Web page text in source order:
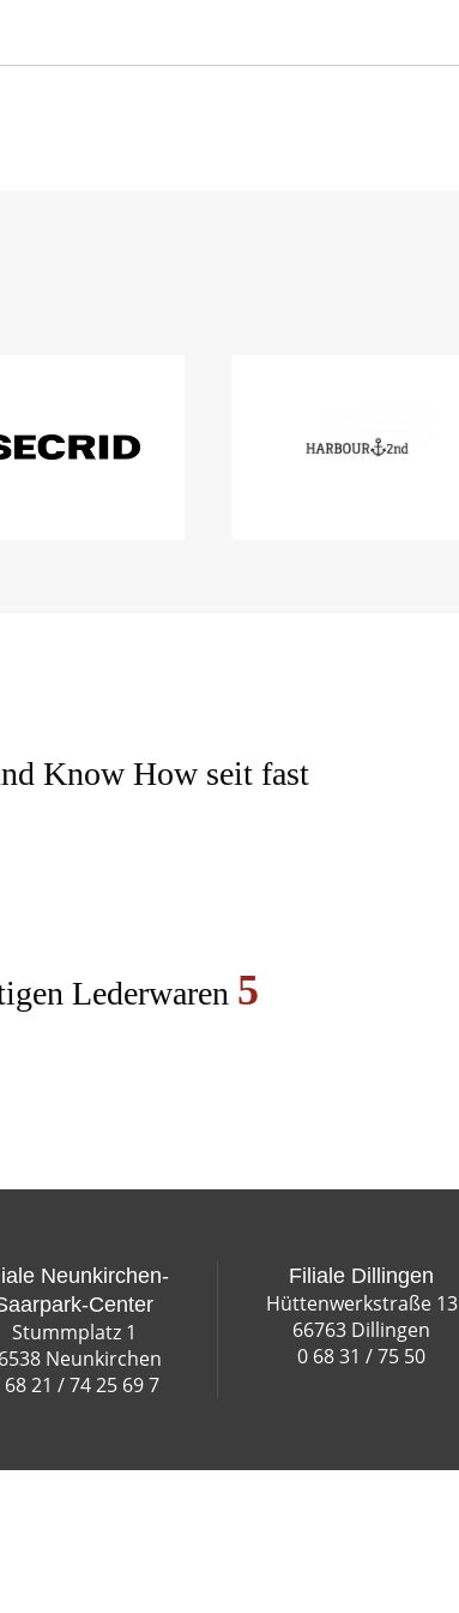
Know How seit fast
Lederwaren 5
Neunkirchen-
Center
Stummplatz 1
Neunkirchen
68 21 / 74 25 69 7
Filiale Dillingen
Hüttenwerkstraße 13
66763 Dillingen
0 68 31 / 75 50